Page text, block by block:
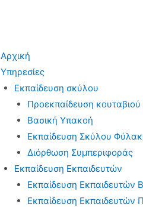
Αρχική
Υπηρεσίες
Εκπαίδευση σκύλου
Προεκπαίδευση κουταβιού
Βασική Υπακοή
Εκπαίδευση Σκύλου
Διόρθωση Συμπεριφοράς
Εκπαίδευση Εκπαιδευτών
Εκπαίδευση Εκπαιδευτών
Εκπαίδευση